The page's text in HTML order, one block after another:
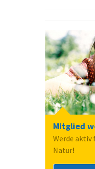
Mitglied
Werde aktiv
Natur!